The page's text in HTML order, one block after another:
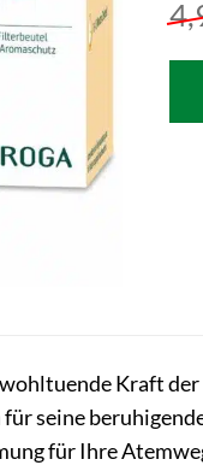
wohltuende Kraft
seine
für Ihre